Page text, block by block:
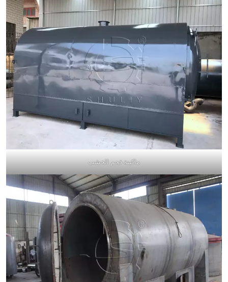
ماكينة فحم الخشب